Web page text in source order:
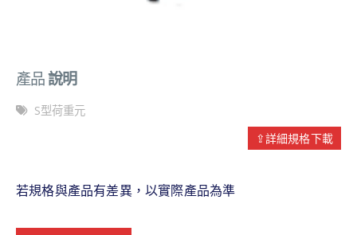
產品說明
S型荷重元
⇪詳細規格下載
若規格與產品有差異，以實際產品為準